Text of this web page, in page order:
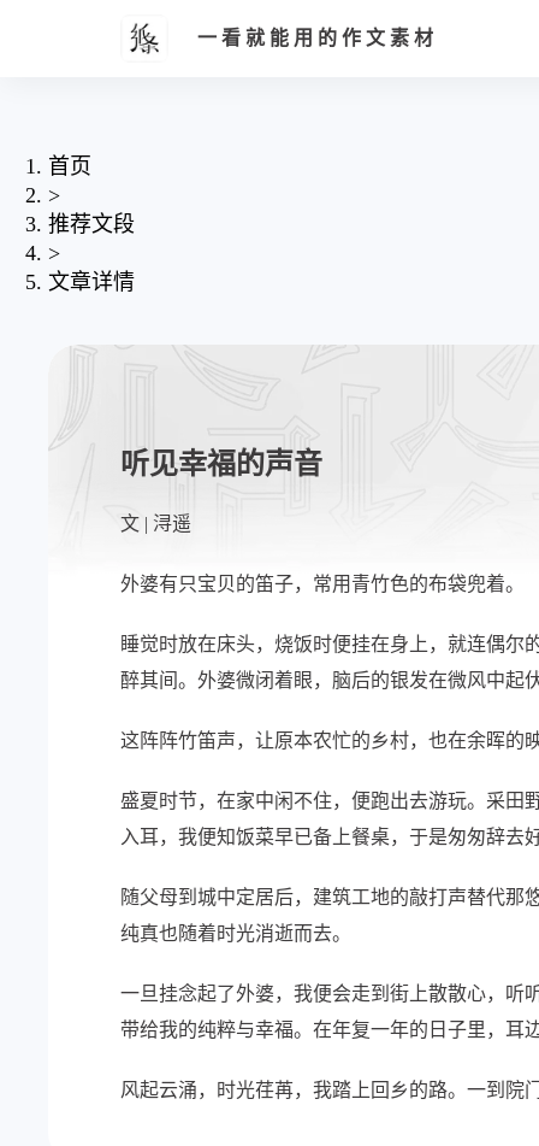
一看就能用的作文素材
首页
>
推荐文段
>
文章详情
听见幸福的声音
文 | 浔遥
外婆有只宝贝的笛子，常用青竹色的布袋兜着。
睡觉时放在床头，烧饭时便挂在身上，就连偶
醉其间。外婆微闭着眼，脑后的银发在微风中起
这阵阵竹笛声，让原本农忙的乡村，也在余晖的
盛夏时节，在家中闲不住，便跑出去游玩。采
入耳，我便知饭菜早已备上餐桌，于是匆匆辞
随父母到城中定居后，建筑工地的敲打声替代
纯真也随着时光消逝而去。
一旦挂念起了外婆，我便会走到街上散散心，听
带给我的纯粹与幸福。在年复一年的日子里，耳
风起云涌，时光荏苒，我踏上回乡的路。一到